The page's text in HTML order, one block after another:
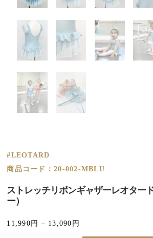
#LEOTARD
商品コード：20-002-MBLU
ストレッチリボンギャザーレオター
ー）
11,990 円 – 13,090 円